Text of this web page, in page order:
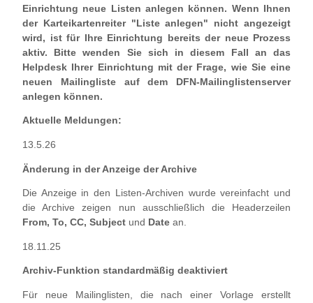
Einrichtung neue Listen anlegen können. Wenn Ihnen
der Karteikartenreiter "Liste anlegen" nicht angezeigt
wird, ist für Ihre Einrichtung bereits der neue Prozess
aktiv. Bitte wenden Sie sich in diesem Fall an das
Helpdesk Ihrer Einrichtung mit der Frage, wie Sie eine
neuen Mailingliste auf dem DFN-Mailinglistenserver
anlegen können.
Aktuelle Meldungen:
13.5.26
Änderung in der Anzeige der Archive
Die Anzeige in den Listen-Archiven wurde vereinfacht und
die Archive zeigen nun ausschließlich die Headerzeilen
From, To, CC, Subject und Date an.
18.11.25
Archiv-Funktion standardmäßig deaktiviert
Für neue Mailinglisten, die nach einer Vorlage erstellt